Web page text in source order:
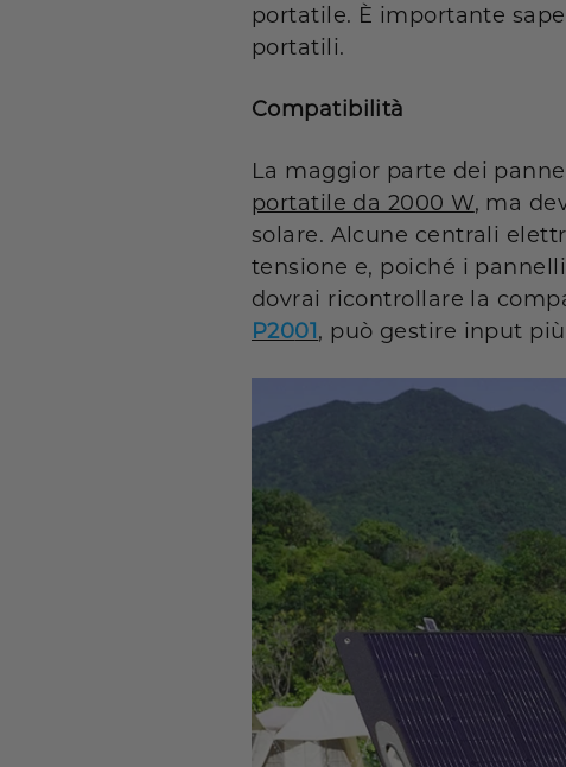
portatile. È importante
portatili.
Compatibilità
La maggior parte dei
portatile da 2000 W, ma
solare. Alcune centrali
tensione e, poiché i
dovrai ricontrollare la
P2001, può gestire input